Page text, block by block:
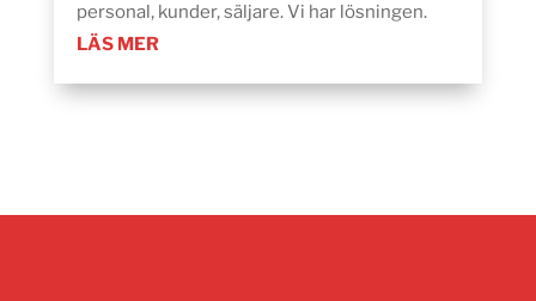
personal, kunder, säljare. Vi har lösningen.
LÄS MER